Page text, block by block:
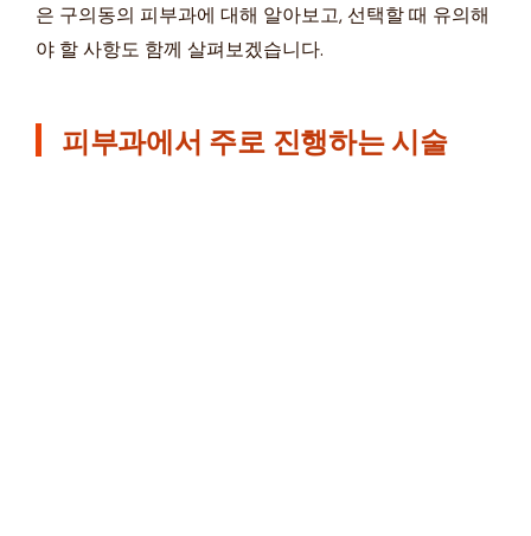
은 구의동의 피부과에 대해 알아보고, 선택할 때 유의해
야 할 사항도 함께 살펴보겠습니다.
피부과에서 주로 진행하는 시술